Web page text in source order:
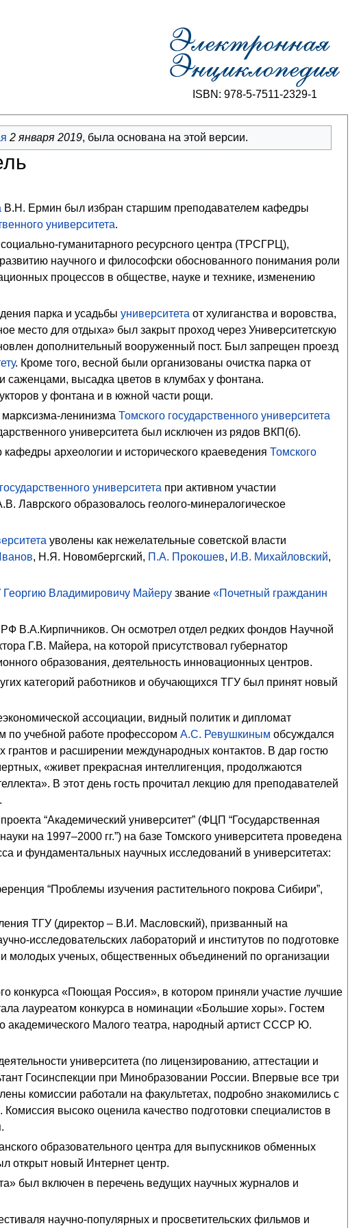
ISBN: 978-5-7511-2329-1
2 января 2019, была основана на этой версии.
В.Н. Ермин был избран старшим преподавателем кафедры
университета.
гуманитарного ресурсного центра (ТРСГРЦ),
научного и философски обоснованного понимания роли
процессов в обществе, науке и технике, изменению
парка и усадьбы университета от хулиганства и воровства,
место для отдыха» был закрыт проход через Университетскую
дополнительный вооруженный пост. Был запрещен проезд
. Кроме того, весной были организованы очистка парка от
саженцами, высадка цветов в клумбах у фонтана.
у фонтана и в южной части рощи.
ленинизма Томского государственного университета
университета был исключен из рядов ВКП(б).
археологии и исторического краеведения Томского
университета при активном участии
Лаврскогообразовалось геолого-минералогическое
уволены как нежелательные советской власти
, Н.Я. Новомбергский, П.А. Прокошев, И.В. Михайловский,
Георгию Владимировичу Майерузвание «Почетный гражданин
В.А.Кирпичников. Он осмотрел отдел редких фондов Научной
Г.В. Майера, на которой присутствовал губернатор
образования, деятельность инновационных центров.
категорий работников и обучающихся ТГУ был принят новый
ассоциации, видный политик и дипломат
по учебной работе профессором А.С. Ревушкиным обсуждался
и расширении международных контактов. В дар гостю
«живет прекрасная интеллигенция, продолжаются
В этот день гость прочитал лекцию для преподавателей
“Академический университет” (ФЦП “Государственная
на 1997–2000 гг.”) на базе Томского университета проведена
и фундаментальных научных исследований в университетах:
“Проблемы изучения растительного покрова Сибири”,
ТГУ (директор – В.И. Масловский), призванный на
исследовательских лабораторий и институтов по подготовке
молодых ученых, общественных объединений по организации
конкурса «Поющая Россия», в котором приняли участие лучшие
лауреатом конкурса в номинации «Большие хоры». Гостем
академического Малого театра, народный артист СССР Ю.
университета (по лицензированию, аттестации и
Госинспекции при Минобразовании России. Впервые все три
комиссии работали на факультетах, подробно знакомились с
высоко оценила качество подготовки специалистов в
образовательного центра для выпускников обменных
открыт новый Интернет центр.
был включен в перечень ведущих научных журналов и
научно-популярных и просветительских фильмов и